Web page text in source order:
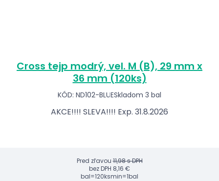
Cross tejp modrý, vel. M (B), 29 mm x
36 mm (120ks)
KÓD: ND102-BLUESkladom 3 bal
AKCE!!!! SLEVA!!!! Exp. 31.8.2026
Pred zľavou11,98 s DPH
bez DPH 8,16 €
bal=120ksmin=1bal